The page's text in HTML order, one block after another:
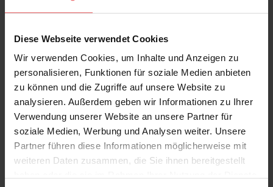
Diese Webseite verwendet Cookies
Wir verwenden Cookies, um Inhalte und Anzeigen zu
personalisieren, Funktionen für soziale Medien anbieten
zu können und die Zugriffe auf unsere Website zu
analysieren. Außerdem geben wir Informationen zu Ihrer
Verwendung unserer Website an unsere Partner für
soziale Medien, Werbung und Analysen weiter. Unsere
Partner führen diese Informationen möglicherweise mit
weiteren Daten zusammen, die Sie ihnen bereitgestellt